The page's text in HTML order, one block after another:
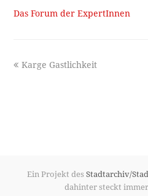
Das Forum der ExpertInnen
previous
Karge Gastlichkeit
Ein Projekt des Stadtarchiv/
dahinter steckt